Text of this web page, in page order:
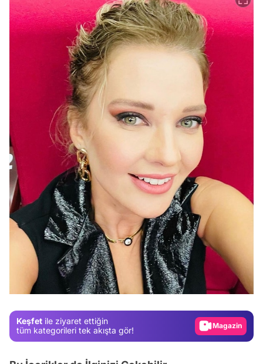
Keşfet ile ziyaret ettiğin
tüm kategorileri tek akışta gör!
Video
Test
Gündem
Video